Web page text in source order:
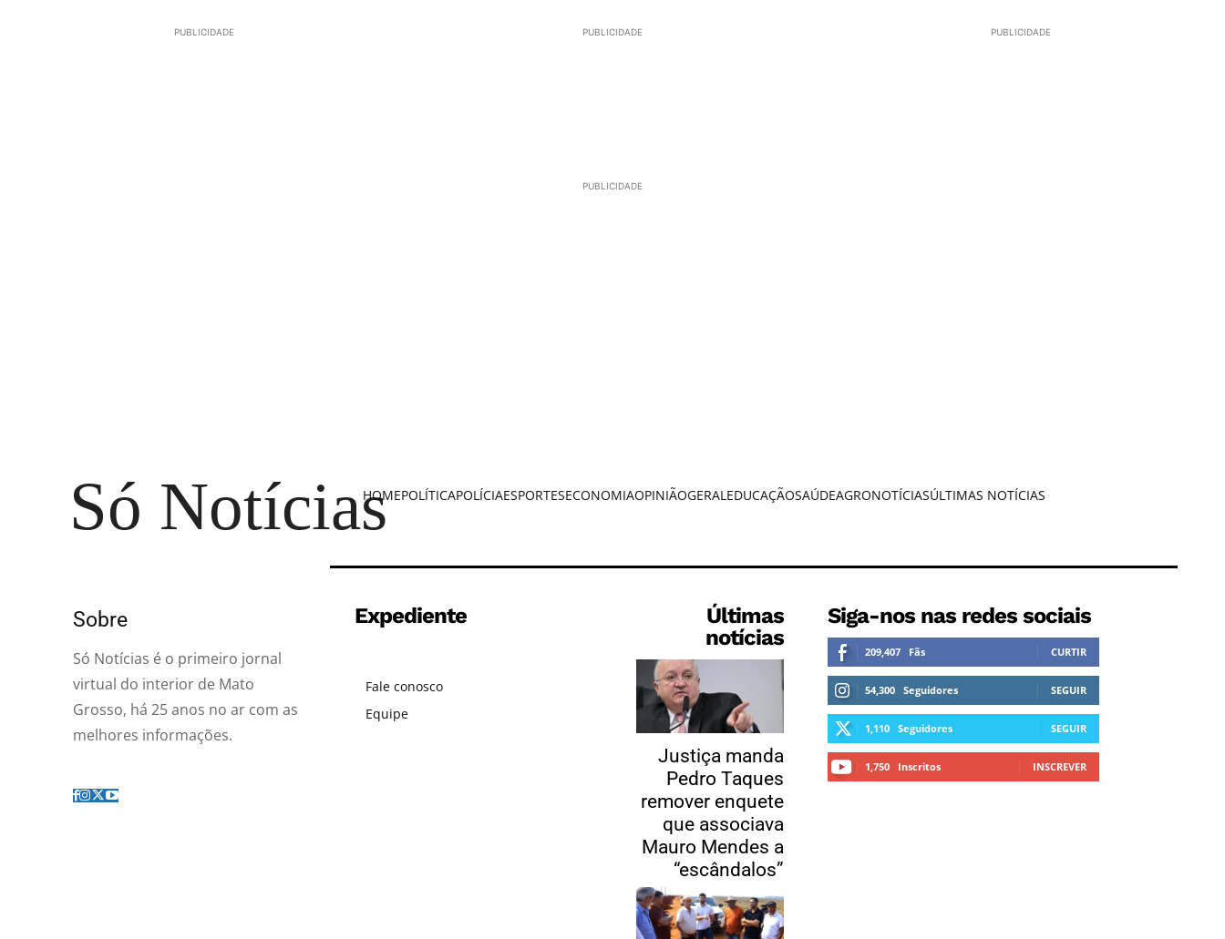
PUBLICIDADE PUBLICIDADE PUBLICIDADE
PUBLICIDADE
Só Notícias
HOMEPOLÍTICAPOLÍCIAESPORTESECONOMIAOPINIÃOGERALEDUCAÇÃOSAÚDEAGRONOTÍCIASÚLTIMAS NOTÍCIAS
Sobre
Só Notícias é o primeiro jornal
virtual do interior de Mato
Grosso, há 25 anos no ar com as
melhores informações.
Expediente
Fale conosco
Equipe
Últimas
notícias
Justiça manda
Pedro Taques
remover enquete
que associava
Mauro Mendes a
“escândalos”
Siga-nos nas redes sociais
209,407 Fãs CURTIR
54,300 Seguidores SEGUIR
1,110 Seguidores SEGUIR
1,750 Inscritos INSCREVER